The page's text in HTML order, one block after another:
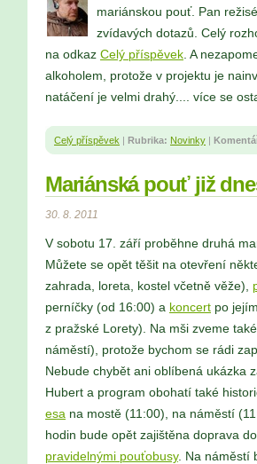
mariánskou pouť. Pan
zvídavých dotazů. Celý
na odkaz Celý příspěvek. A
alkoholem, protože v projektu je
natáčení je velmi drahý.... více se
Celý příspěvek | Rubrika: Novinky |
Mariánská pouť již
30. 8. 2011
V sobotu 17. září proběhne druhá
Můžete se opět těšit na otevření
zahrada, loreta, kostel včetně věže),
perníčky (od 16:00) a koncert po
z pražské Lorety). Na mši zveme
náměstí), protože bychom se rádi
Nebude chybět ani oblíbená ukázka
Hubert a program obohatí také
esa na mostě (11:00), na náměstí
hodin bude opět zajištěna doprava
pravidelnými pouťobusy. Na náměstí